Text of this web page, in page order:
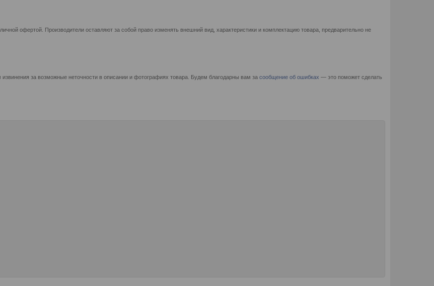
офертой. Производители оставляют за собой право изменять внешний вид, характеристики и комплектацию товара, предварительно не
за возможные неточности в описании и фотографиях товара. Будем благодарны вам за сообщение об ошибках — это поможет сделать